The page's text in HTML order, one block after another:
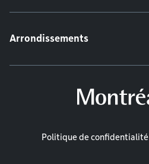
Arrondissements
Mentions légales
Politique de confidentialité